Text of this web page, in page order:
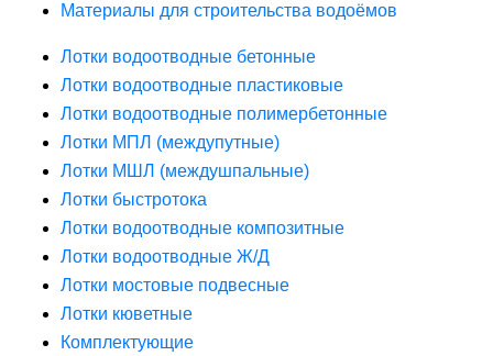
Материалы для строительства водоёмов
Лотки водоотводные бетонные
Лотки водоотводные пластиковые
Лотки водоотводные полимербетонные
Лотки МПЛ (междупутные)
Лотки МШЛ (междушпальные)
Лотки быстротока
Лотки водоотводные композитные
Лотки водоотводные Ж/Д
Лотки мостовые подвесные
Лотки кюветные
Комплектующие